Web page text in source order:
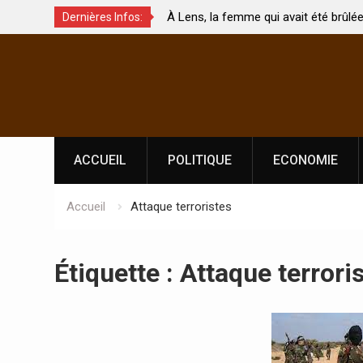
Dernières Infos:
?
À Lens, la femme qui avait été brûlée avec son bébé
par son mari est morte
ACCUEIL POLITIQUE ECONOMIE
Accueil Attaque terroristes
Étiquette : Attaque